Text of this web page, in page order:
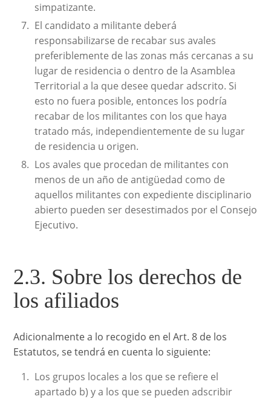
simpatizante.
El candidato a militante deberá
responsabilizarse de recabar sus avales
preferiblemente de las zonas más cercanas a su
lugar de residencia o dentro de la Asamblea
Territorial a la que desee quedar adscrito. Si
esto no fuera posible, entonces los podría
recabar de los militantes con los que haya
tratado más, independientemente de su lugar
de residencia u origen.
Los avales que procedan de militantes con
menos de un año de antigüedad como de
aquellos militantes con expediente disciplinario
abierto pueden ser desestimados por el Consejo
Ejecutivo.
2.3. Sobre los derechos de
los afiliados
Adicionalmente a lo recogido en el Art. 8 de los
Estatutos, se tendrá en cuenta lo siguiente:
Los grupos locales a los que se refiere el
apartado b) y a los que se pueden adscribir